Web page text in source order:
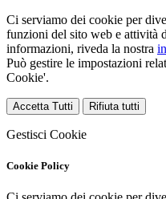
Ci serviamo dei cookie per
funzioni del sito web e attività
informazioni, riveda la nostra
Può gestire le impostazioni
Cookie'.
Accetta Tutti Rifiuta tutti
Gestisci Cookie
Cookie Policy